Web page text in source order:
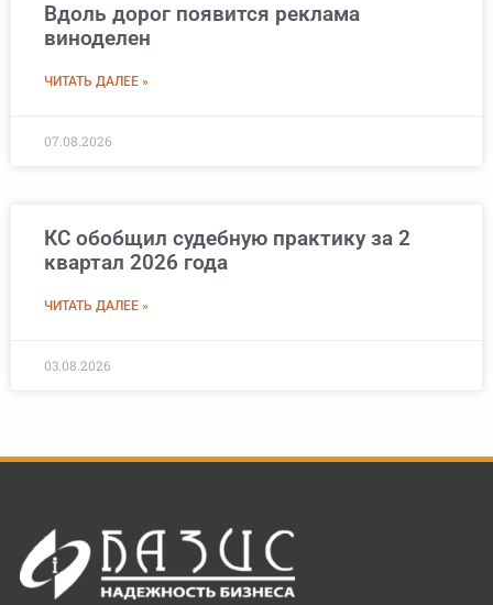
Вдоль дорог появится реклама
виноделен
ЧИТАТЬ ДАЛЕЕ »
07.08.2026
КС обобщил судебную практику за 2
квартал 2026 года
ЧИТАТЬ ДАЛЕЕ »
03.08.2026